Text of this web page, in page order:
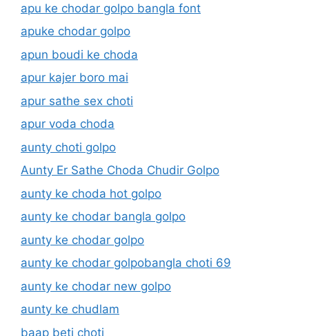
apu ke chodar golpo bangla font
apuke chodar golpo
apun boudi ke choda
apur kajer boro mai
apur sathe sex choti
apur voda choda
aunty choti golpo
Aunty Er Sathe Choda Chudir Golpo
aunty ke choda hot golpo
aunty ke chodar bangla golpo
aunty ke chodar golpo
aunty ke chodar golpobangla choti 69
aunty ke chodar new golpo
aunty ke chudlam
baap beti choti